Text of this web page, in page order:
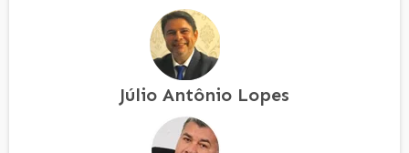
Júlio Antônio Lopes